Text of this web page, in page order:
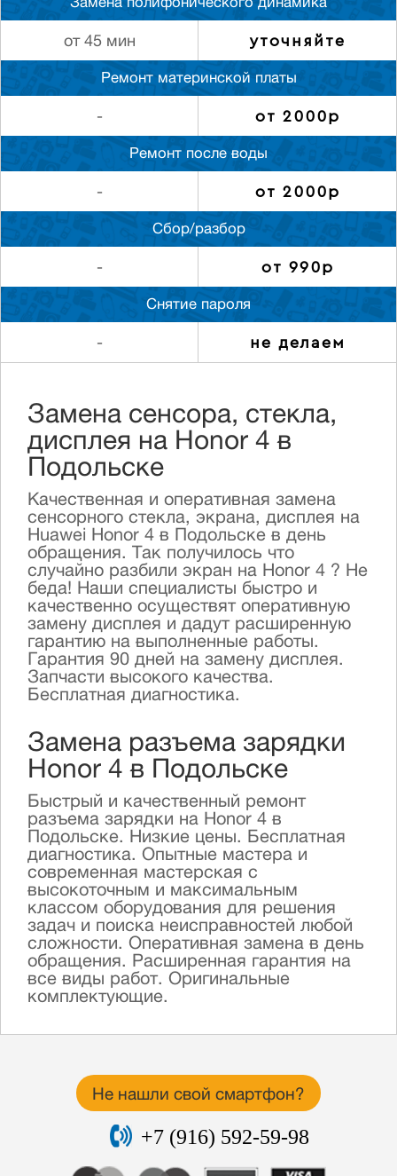
Замена полифонического динамика
от 45 мин уточняйте
Ремонт материнской платы
- от 2000р
Ремонт после воды
- от 2000р
Сбор/разбор
- от 990р
Снятие пароля
- не делаем
Замена сенсора, стекла,
дисплея на Honor 4 в
Подольске
Качественная и оперативная замена
сенсорного стекла, экрана, дисплея на
Huawei Honor 4 в Подольске в день
обращения. Так получилось что
случайно разбили экран на Honor 4 ? Не
беда! Наши специалисты быстро и
качественно осуществят оперативную
замену дисплея и дадут расширенную
гарантию на выполненные работы.
Гарантия 90 дней на замену дисплея.
Запчасти высокого качества.
Бесплатная диагностика.
Замена разъема зарядки
Honor 4 в Подольске
Быстрый и качественный ремонт
разъема зарядки на Honor 4 в
Подольске. Низкие цены. Бесплатная
диагностика. Опытные мастера и
современная мастерская с
высокоточным и максимальным
классом оборудования для решения
задач и поиска неисправностей любой
сложности. Оперативная замена в день
обращения. Расширенная гарантия на
все виды работ. Оригинальные
комплектующие.
Не нашли свой смартфон?
+7 (916) 592-59-98